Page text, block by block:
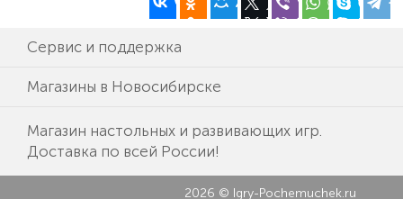
Сервис и поддержка
Магазины в Новосибирске
Магазин настольных и развивающих игр.
Доставка по всей России!
2026 © Igry-Pochemuchek.ru